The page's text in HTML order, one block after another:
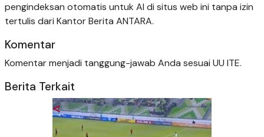
pengindeksan otomatis untuk AI di situs web ini tanpa izin
tertulis dari Kantor Berita ANTARA.
Komentar
Komentar menjadi tanggung-jawab Anda sesuai UU ITE.
Berita Terkait